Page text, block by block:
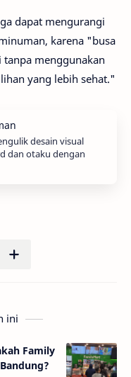
dapat mengurangi
karena "busa
menggunakan
yang lebih sehat."
desain visual
dan otaku dengan
ini
Family